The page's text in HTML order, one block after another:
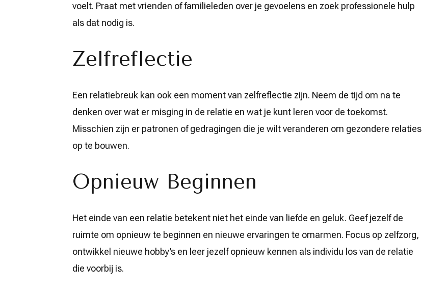
voelt. Praat met vrienden of familieleden over je gevoelens en zoek professionele hulp
als dat nodig is.
Zelfreflectie
Een relatiebreuk kan ook een moment van zelfreflectie zijn. Neem de tijd om na te
denken over wat er misging in de relatie en wat je kunt leren voor de toekomst.
Misschien zijn er patronen of gedragingen die je wilt veranderen om gezondere relaties
op te bouwen.
Opnieuw Beginnen
Het einde van een relatie betekent niet het einde van liefde en geluk. Geef jezelf de
ruimte om opnieuw te beginnen en nieuwe ervaringen te omarmen. Focus op zelfzorg,
ontwikkel nieuwe hobby’s en leer jezelf opnieuw kennen als individu los van de relatie
die voorbij is.